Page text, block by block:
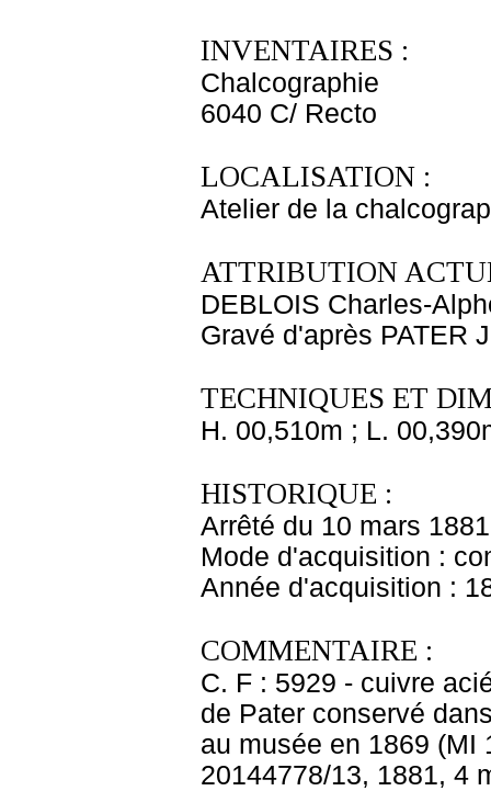
INVENTAIRES :
Chalcographie
6040 C/ Recto
LOCALISATION :
Atelier de la
ATTRIBUTION
DEBLOIS Charles-
Gravé d'après PATER
TECHNIQUES ET
H. 00,510m ; L.
HISTORIQUE :
Arrêté du 10 mars
Mode d'acquisition :
Année d'acquisition :
COMMENTAIRE :
C. F : 5929 - cuivre
de Pater conservé
au musée en 1869 (MI
20144778/13, 1881, 4